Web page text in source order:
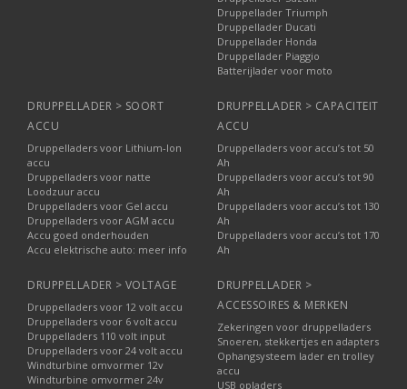
Druppellader Triumph
Druppellader Ducati
Druppellader Honda
Druppellader Piaggio
Batterijlader voor moto
DRUPPELLADER > SOORT
ACCU
Druppelladers voor Lithium-Ion
accu
Druppelladers voor natte
Loodzuur accu
Druppelladers voor Gel accu
Druppelladers voor AGM accu
Accu goed onderhouden
Accu elektrische auto: meer info
DRUPPELLADER > CAPACITEIT
ACCU
Druppelladers voor accu’s tot 50
Ah
Druppelladers voor accu’s tot 90
Ah
Druppelladers voor accu’s tot 130
Ah
Druppelladers voor accu’s tot 170
Ah
DRUPPELLADER > VOLTAGE
Druppelladers voor 12 volt accu
Druppelladers voor 6 volt accu
Druppelladers 110 volt input
Druppelladers voor 24 volt accu
Windturbine omvormer 12v
Windturbine omvormer 24v
DRUPPELLADER >
ACCESSOIRES & MERKEN
Zekeringen voor druppelladers
Snoeren, stekkertjes en adapters
Ophangsysteem lader en trolley
accu
USB opladers